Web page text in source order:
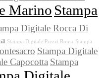
Marino Stampa
Digitale Rocca Di
Stampa Digitale Prezzi Roma Stampa
Stampa Digitale
Capocotta Stampa